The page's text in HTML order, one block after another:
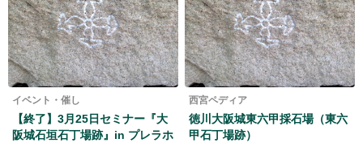
イベント・催し
【終了】3月25日セミナー『大
阪城石垣石丁場跡』in プレラホ
西宮ペディア
徳川大阪城東六甲採石場（東六
甲石丁場跡）